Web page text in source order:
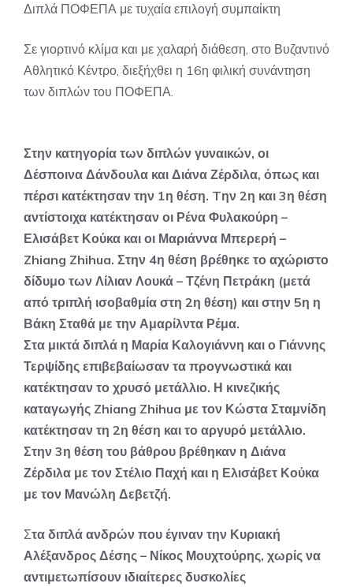
Διπλά ΠΟΦΕΠΑ με τυχαία επιλογή συμπαίκτη
Σε γιορτινό κλίμα και με χαλαρή διάθεση, στο Βυζαντινό
Αθλητικό Κέντρο, διεξήχθει η 16η φιλική συνάντηση
των διπλών του ΠΟΦΕΠΑ.
Στην κατηγορία των διπλών γυναικών, οι
Δέσποινα Δάνδουλα και Διάνα Ζέρδιλα, όπως και
πέρσι κατέκτησαν την 1η θέση. Tην 2η και 3η θέση
αντίστοιχα κατέκτησαν οι Ρένα Φυλακούρη –
Ελισάβετ Κούκα και οι Μαριάννα Μπερερή –
Zhiang Zhihua. Στην 4η θέση βρέθηκε το αχώριστο
δίδυμο των Λίλιαν Λουκά – Τζένη Πετράκη (μετά
από τριπλή ισοβαθμία στη 2η θέση) και στην 5η η
Βάκη Σταθά με την Αμαρίλντα Ρέμα.
Στα μικτά διπλά η Μαρία Καλογιάννη και ο Γιάννης
Τερψίδης επιβεβαίωσαν τα προγνωστικά και
κατέκτησαν το χρυσό μετάλλιο. Η κινεζικής
καταγωγής Zhiang Zhihua με τον Κώστα Σταμνίδη
κατέκτησαν τη 2η θέση και το αργυρό μετάλλιο.
Στην 3η θέση του βάθρου βρέθηκαν η Διάνα
Ζέρδιλα με τον Στέλιο Παχή και η Ελισάβετ Κούκα
με τον Μανώλη Δεβετζή.
Στα διπλά ανδρών που έγιναν την Κυριακή
Αλέξανδρος Δέσης – Νίκος Μουχτούρης, χωρίς να
αντιμετωπίσουν ιδιαίτερες δυσκολίες